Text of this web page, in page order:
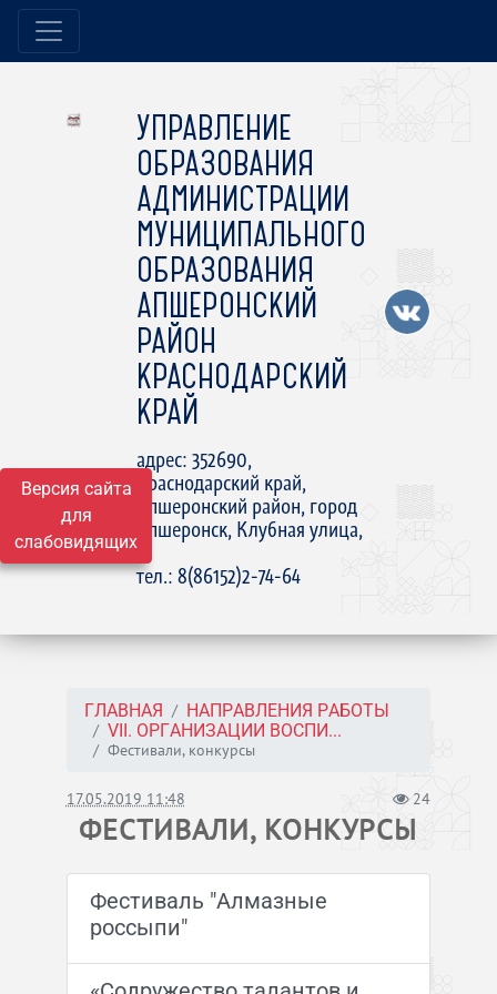
Версия сайта
для
слабовидящих
УПРАВЛЕНИЕ
ОБРАЗОВАНИЯ
АДМИНИСТРАЦИИ
МУНИЦИПАЛЬНОГО
ОБРАЗОВАНИЯ
АПШЕРОНСКИЙ
РАЙОН
КРАСНОДАРСКИЙ
КРАЙ
адрес: 352690,
Краснодарский край,
Апшеронский район, город
Апшеронск, Клубная улица,
15
тел.: 8(86152)2-74-64
ГЛАВНАЯ
НАПРАВЛЕНИЯ РАБОТЫ
VII. ОРГАНИЗАЦИИ ВОСПИ...
Фестивали, конкурсы
17.05.2019 11:48 24
ФЕСТИВАЛИ, КОНКУРСЫ
Фестиваль "Алмазные
россыпи"